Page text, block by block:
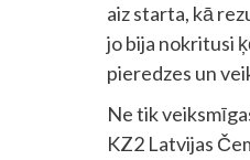
aiz starta, kā
jo bija nokritusi
pieredzes un
Ne tik
KZ2 Latvijas